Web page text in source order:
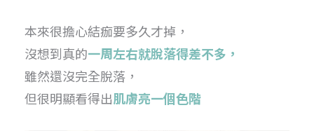
本來很擔心結痂要多久才掉，
沒想到真的一周左右就脫落得差不多，
雖然還沒完全脫落，
但很明顯看得出肌膚亮一個色階